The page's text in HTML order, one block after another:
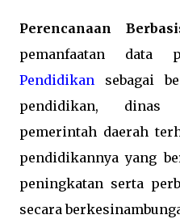
Perencanaan
pemanfaatan data
Pendidikan sebagai
pendidikan, dinas
pemerintah daerah
pendidikannya yang
peningkatan serta
secara